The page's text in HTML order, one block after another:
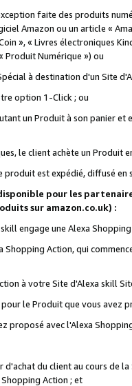
faite des produits
Amazon ou un article «
», « Livres électroniques
Produit Numérique ») ou
à destination d'un Site
option 1-Click ; ou
un Produit à son panier et
le client achète un Produit
est expédié, diffusé
pour les
sur amazon.co.uk) :
engage une Alexa
Action, qui
à votre Site d'Alexa skill
le Produit que vous avez
proposé avec l'Alexa
du client au cours de
Action ; et